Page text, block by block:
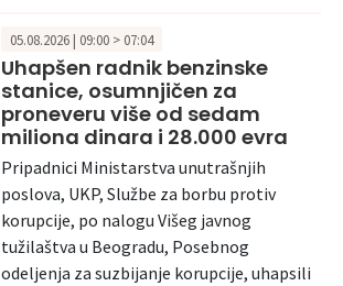
05.08.2026 | 09:00 > 07:04
Uhapšen radnik benzinske
stanice, osumnjičen za
proneveru više od sedam
miliona dinara i 28.000 evra
Pripadnici Ministarstva unutrašnjih
poslova, UKP, Službe za borbu protiv
korupcije, po nalogu Višeg javnog
tužilaštva u Beogradu, Posebnog
odeljenja za suzbijanje korupcije, uhapsili